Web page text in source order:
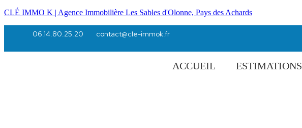
CLÉ IMMO K | Agence Immobilière Les Sables d'Olonne, Pays des Achards
06.14.80.25.20 contact@cle-immok.fr
ACCUEIL ESTIMATIONS